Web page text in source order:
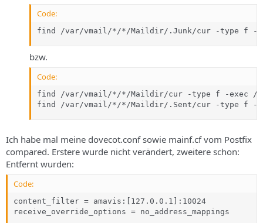
Code:
find /var/vmail/*/*/Maildir/.Junk/cur -type f -
bzw.
Code:
find /var/vmail/*/*/Maildir/cur -type f -exec /
find /var/vmail/*/*/Maildir/.Sent/cur -type f -
Ich habe mal meine dovecot.conf sowie mainf.cf vom Postfix
compared. Erstere wurde nicht verändert, zweitere schon:
Entfernt wurden:
Code:
content_filter = amavis:[127.0.0.1]:10024
receive_override_options = no_address_mappings